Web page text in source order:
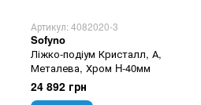
Артикул: 4082020-3
Sofyno
Ліжко-подіум Кристалл, А,
Металева, Хром H-40мм
24 892 грн